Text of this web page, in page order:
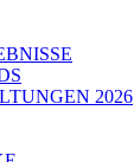
2026